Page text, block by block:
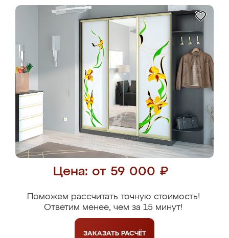
Цена: от 59 000 ₽
Поможем рассчитать точную стоимость!
Ответим менее, чем за 15 минут!
ЗАКАЗАТЬ РАСЧЁТ